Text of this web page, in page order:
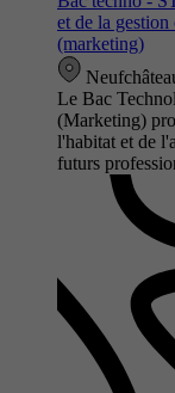
et de la
(marketing)
Le Bac
(Marketing)
l'habitat et de
futurs